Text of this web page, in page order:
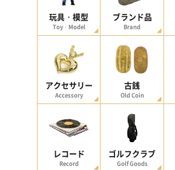
玩具・模型
Toy・Model
ブランド品
Brand
アクセサリー
Accessory
古銭
Old Coin
レコード
Record
ゴルフクラブ
Golf Goods